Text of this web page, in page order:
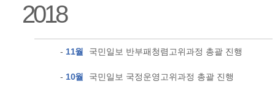
2018
- 11월 국민일보 반부패청렴고위과정 총괄 진행
- 10월 국민일보 국정운영고위과정 총괄 진행